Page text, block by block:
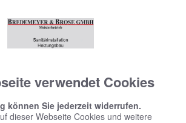
verwendet Cookies
können Sie jederzeit widerrufen.
dieser Webseite Cookies und weitere